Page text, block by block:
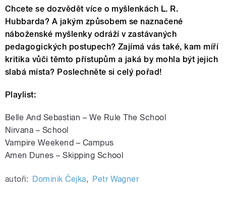
Chcete se dozvědět více o myšlenkách L. R.
Hubbarda? A jakým způsobem se naznačené
náboženské myšlenky odráží v zastávaných
pedagogických postupech? Zajímá vás také, kam míří
kritika vůči těmto přístupům a jaká by mohla být jejich
slabá místa? Poslechněte si celý pořad!
Playlist:
Belle And Sebastian – We Rule The School
Nirvana – School
Vampire Weekend – Campus
Amen Dunes – Skipping School
autoři: Dominik Čejka, Petr Wagner